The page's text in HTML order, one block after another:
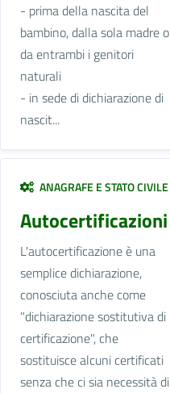
- prima della nascita del
bambino, dalla sola madre o
da entrambi i genitori
naturali
- in sede di dichiarazione di
nascit...
ANAGRAFE E STATO CIVILE
Autocertificazioni
L'autocertificazione è una
semplice dichiarazione,
conosciuta anche come
"dichiarazione sostitutiva di
certificazione", che
sostituisce alcuni certificati
senza che ci sia necessità di